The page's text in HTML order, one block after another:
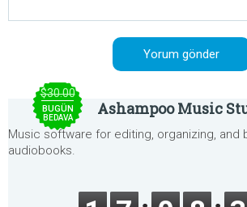
$30.00
BUGÜN
BEDAVA Ashampoo Music
Music software for editing, organizing, and
audiobooks.